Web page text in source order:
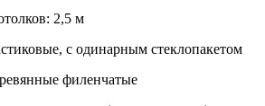
2,5 м
с одинарным стеклопакетом
филенчатые